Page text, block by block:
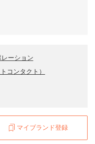
ーション
コンタクト）
マイブランド登録